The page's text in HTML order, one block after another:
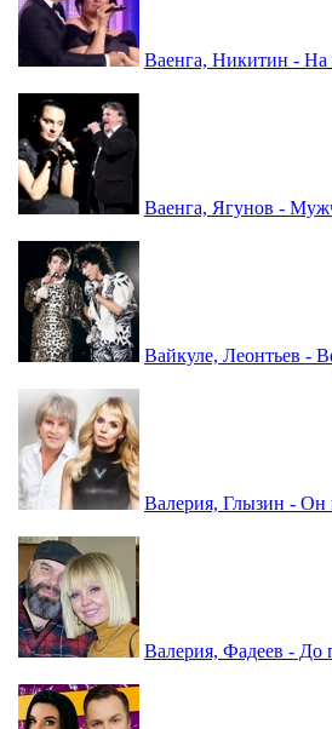
Ваенга, Никитин - На
Ваенга, Ягунов -
Вайкуле, Леонтьев -
Валерия, Глызин - Он
Валерия, Фадеев - До